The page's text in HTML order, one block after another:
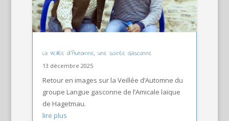
La Veillée d’Automne, une soirée Gasconne
13 décembre 2025
Retour en images sur la Veillée d’Automne du
groupe Langue gasconne de l’Amicale laïque
de Hagetmau.
lire plus